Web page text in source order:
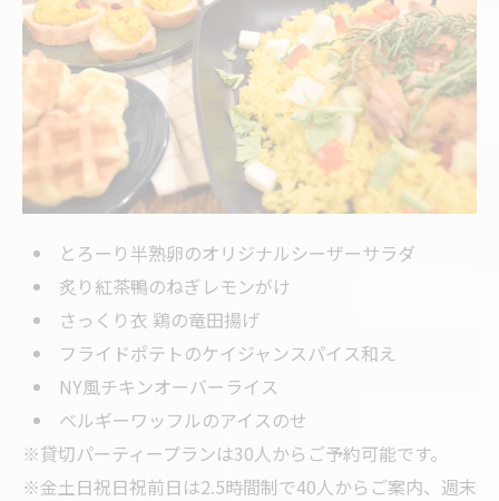
とろーり半熟卵のオリジナルシーザーサラダ
炙り紅茶鴨のねぎレモンがけ
さっくり衣 鶏の竜田揚げ
フライドポテトのケイジャンスパイス和え
NY風チキンオーバーライス
ベルギーワッフルのアイスのせ
※貸切パーティープランは30人からご予約可能です。
※金土日祝日祝前日は2.5時間制で40人からご案内、週末